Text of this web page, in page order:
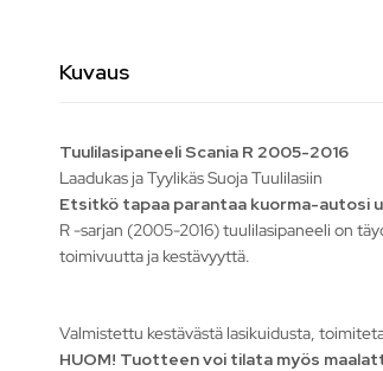
Kuvaus
Tuulilasipaneeli Scania R 2005-2016
Laadukas ja Tyylikäs Suoja Tuulilasiin
Etsitkö tapaa parantaa kuorma-autosi
R -sarjan (2005-2016) tuulilasipaneeli on
toimivuutta ja kestävyyttä.
Valmistettu kestävästä lasikuidusta,
HUOM! Tuotteen voi tilata myös